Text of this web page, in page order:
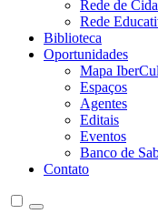
Rede de
Rede
Biblioteca
Oportunidades
Mapa
Espaços
Agentes
Editais
Eventos
Banco de
Contato